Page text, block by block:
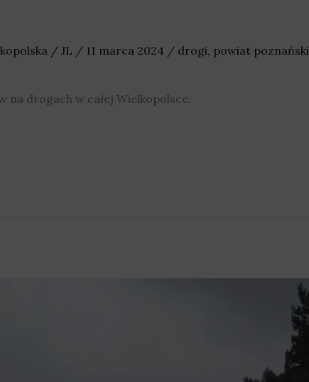
/ JL / 11 marca 2024 / drogi, powiat poznański
drogach w całej Wielkopolsce.